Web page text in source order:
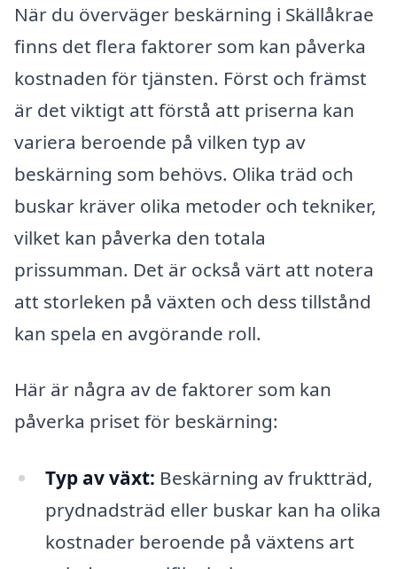
När du överväger beskärning i Skällåkrae
finns det flera faktorer som kan påverka
kostnaden för tjänsten. Först och främst
är det viktigt att förstå att priserna kan
variera beroende på vilken typ av
beskärning som behövs. Olika träd och
buskar kräver olika metoder och tekniker,
vilket kan påverka den totala
prissumman. Det är också värt att notera
att storleken på växten och dess tillstånd
kan spela en avgörande roll.
Här är några av de faktorer som kan
påverka priset för beskärning:
Typ av växt: Beskärning av fruktträd,
prydnadsträd eller buskar kan ha olika
kostnader beroende på växtens art